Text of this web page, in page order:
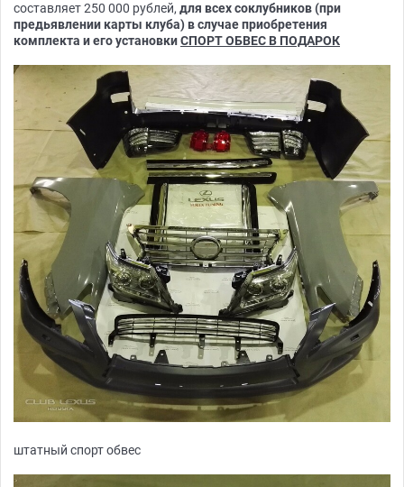
составляет 250 000 рублей, для всех соклубников (при
предьявлении карты клуба) в случае приобретения
комплекта и его установкиСПОРТ ОБВЕС В ПОДАРОК
штатный спорт обвес